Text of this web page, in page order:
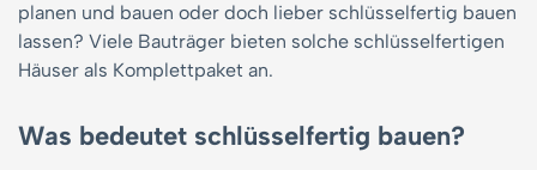
planen und bauen oder doch lieber schlüsselfertig bauen
lassen? Viele Bauträger bieten solche schlüsselfertigen
Häuser als Komplettpaket an.
Was bedeutet schlüsselfertig bauen?